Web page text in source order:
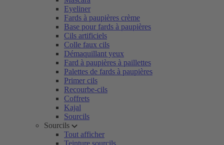
Eyeliner
Fards à paupières crème
Base pour fards à paupières
Cils artificiels
Colle faux cils
Démaquillant yeux
Fard à paupières à paillettes
Palettes de fards à paupières
Primer cils
Recourbe-cils
Coffrets
Kajal
Sourcils
Sourcils
Tout afficher
Teinture sourcils